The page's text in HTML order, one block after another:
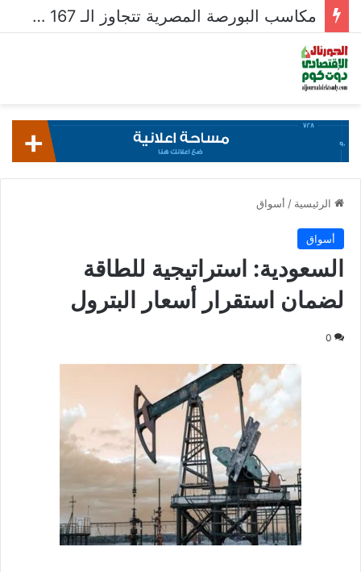
مكاسب البورصة المصرية تتجاوز الـ 167 مليار جنيه خلال أسبوع
الرئيسية / أسواق
أسواق
السعودية: استراتيجية للطاقة
لضمان استقرار أسعار البترول
0